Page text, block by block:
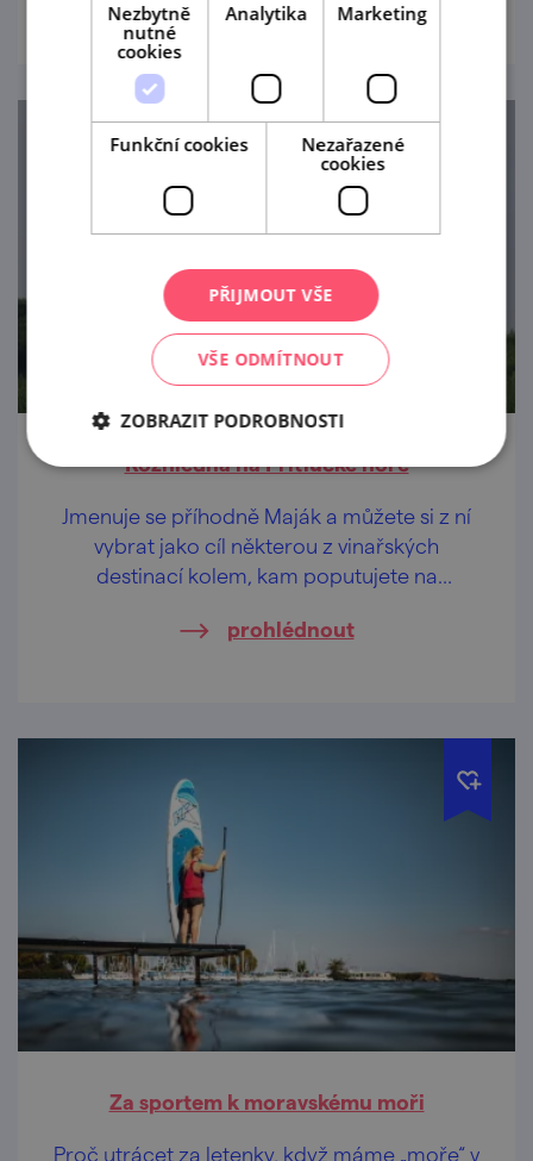
Rozhledna na Přítlucké hoře
Jmenuje se příhodně Maják a můžete si z ní
vybrat jako cíl některou z vinařských
destinací kolem, kam poputujete na
prohlédnout
Za sportem k moravskému moři
Proč utrácet za letenky, když máme „moře“ v
Nezbytně
nutné
cookies
Analytika Marketing
Funkční cookies
Nezařazené
cookies
PŘIJMOUT VŠE
VŠE ODMÍTNOUT
ZOBRAZIT PODROBNOSTI